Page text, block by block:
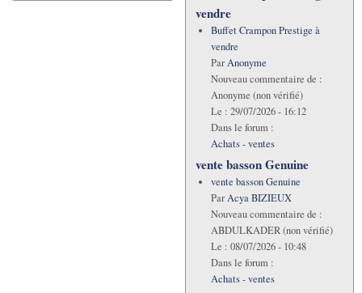
vendre
Buffet Crampon Prestige à
vendre
ParAnonyme
Nouveau commentaire de :
Anonyme (non vérifié)
Le : 29/07/2026 - 16:12
Dans le forum :
Achats - ventes
vente basson Genuine
vente basson Genuine
ParAcya BIZIEUX
Nouveau commentaire de :
ABDULKADER (non vérifié)
Le : 08/07/2026 - 10:48
Dans le forum :
Achats - ventes